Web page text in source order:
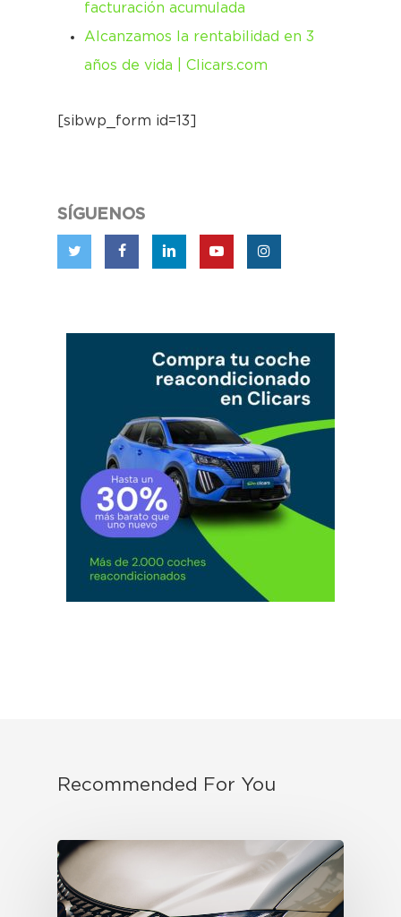
facturación acumulada
Alcanzamos la rentabilidad en 3
años de vida | Clicars.com
[sibwp_form id=13]
SÍGUENOS
Recommended For You